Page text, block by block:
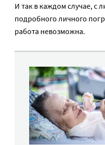
И так в каждом случае, с
подробного личного
работа невозможна.